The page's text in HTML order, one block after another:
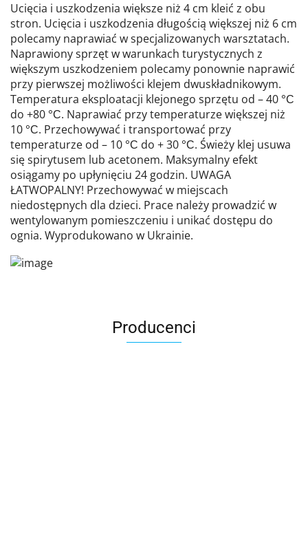
Ucięcia i uszkodzenia większe niż 4 cm kleić z obu
stron. Ucięcia i uszkodzenia długością większej niż 6 cm
polecamy naprawiać w specjalizowanych warsztatach.
Naprawiony sprzęt w warunkach turystycznych z
większym uszkodzeniem polecamy ponownie naprawić
przy pierwszej możliwości klejem dwuskładnikowym.
Temperatura eksploatacji klejonego sprzętu od – 40 °С
do +80 °С. Naprawiać przy temperaturze większej niż
10 °С. Przechowywać i transportować przy
temperaturze od – 10 °С do + 30 °С. Świeży klej usuwa
się spirytusem lub acetonem. Maksymalny efekt
osiągamy po upłynięciu 24 godzin. UWAGA
ŁATWOPALNY! Przechowywać w miejscach
niedostępnych dla dzieci. Prace należy prowadzić w
wentylowanym pomieszczeniu i unikać dostępu do
ognia. Wyprodukowano w Ukrainie.
Producenci